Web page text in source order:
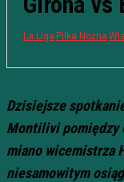
La Liga Piłka Nożna
Dzisiejsze
Montilivi pomiędzy
miano wicemistrza
niesamowitym